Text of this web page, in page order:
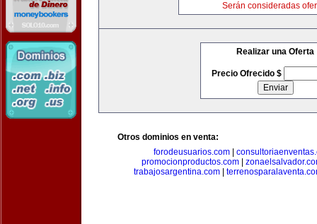
Serán consideradas
Realizar una Oferta
Precio Ofrecido $
Otros dominios en venta:
forodeusuarios.com
promocionproductos.com|
trabajosargentina.com